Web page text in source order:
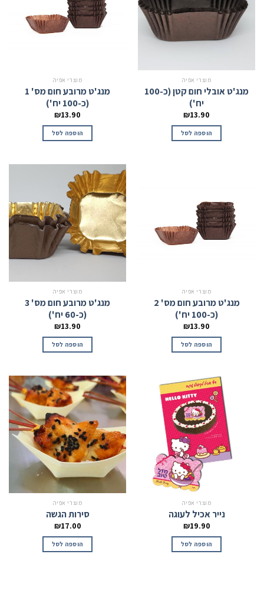
מוצרי אפיה
מנג'ט אובלי חום קטן (כ-100
יח')
₪13.90
הוספה לסל
מוצרי אפיה
מנג'ט מרובע חום מס' 1
(כ-100 יח')
₪13.90
הוספה לסל
מוצרי אפיה
מנג'ט מרובע חום מס' 2
(כ-100 יח')
₪13.90
הוספה לסל
מוצרי אפיה
מנג'ט מרובע חום מס' 3
(כ-60 יח')
₪13.90
הוספה לסל
מוצרי אפיה
נייר אכיל לעוגה
₪19.90
הוספה לסל
מוצרי אפיה
סירות הגשה
₪17.00
הוספה לסל